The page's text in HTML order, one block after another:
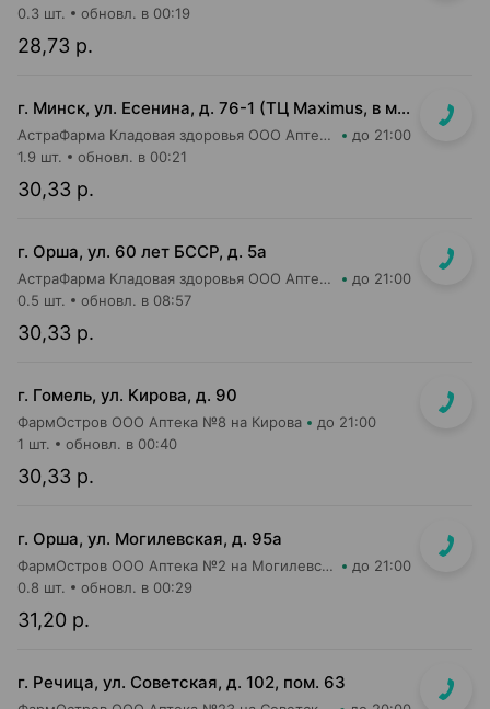
28,73 р.
0.3 шт. обновл. в 00:19
г. Минск, ул. Есенина, д. 76-1 (ТЦ Maximus, в м-не Евроопт Super)
АстраФарма Кладовая здоровья ООО Аптека №9 до 21:00
30,33 р.
1.9 шт. обновл. в 00:21
г. Орша, ул. 60 лет БССР, д. 5а
АстраФарма Кладовая здоровья ООО Аптека №3 до 21:00
30,33 р.
0.5 шт. обновл. в 08:57
г. Гомель, ул. Кирова, д. 90
ФармОстров ООО Аптека №8 на Кирова до 21:00
30,33 р.
1 шт. обновл. в 00:40
г. Орша, ул. Могилевская, д. 95а
ФармОстров ООО Аптека №2 на Могилевской до 21:00
31,20 р.
0.8 шт. обновл. в 00:29
г. Речица, ул. Советская, д. 102, пом. 63